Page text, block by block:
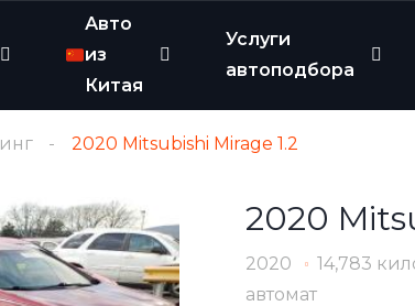
Авто
из
Китая
Услуги
автоподбора
2020 Mitsubishi Mirage 1.2
2020
2020 14,783
автомат